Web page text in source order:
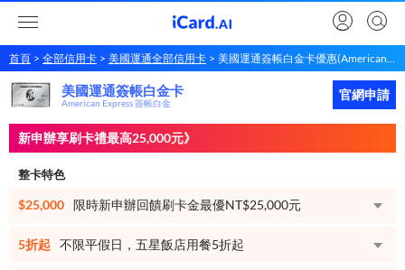
首頁 全部信用卡 美國運通全部信用卡 美國運通簽帳白金卡優惠(American Express 簽帳白金)
美國運通簽帳白金卡 立即申請
美國運通簽帳白金卡
American Express 簽帳白金
官網申請
新申辦享刷卡禮最高25,000元》
整卡特色
$25,000 限時新申辦回饋刷卡金最優NT$25,000元
5折起 不限平假日，五星飯店用餐5折起